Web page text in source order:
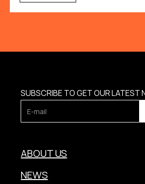
SUBSCRIBE TO GET OUR LATEST
ABOUT US
NEWS